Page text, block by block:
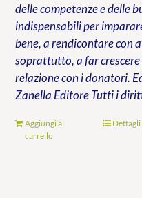
delle competenze e delle
indispensabili per
bene, a rendicontare con
soprattutto, a far crescere
relazione con i donatori.
Zanella EditoreTutti i
Aggiungi al
carrello
Dettagli